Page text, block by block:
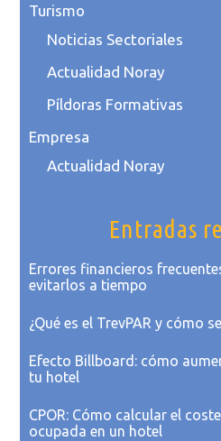
Turismo
Noticias Sectoriales
Actualidad Noray
Píldoras Formativas
Empresa
Actualidad Noray
Entradas
Errores financieros
evitarlos a tiempo
¿Qué es el TrevPAR y cómo
Efecto Billboard: cómo
tu hotel
CPOR: Cómo calcular el
ocupada en un hotel